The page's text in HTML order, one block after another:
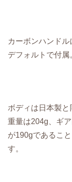
カーボンハンド
デフォルトで付属
ボディは日本製と
重量は204g、ギ
が190gであるこ
す。